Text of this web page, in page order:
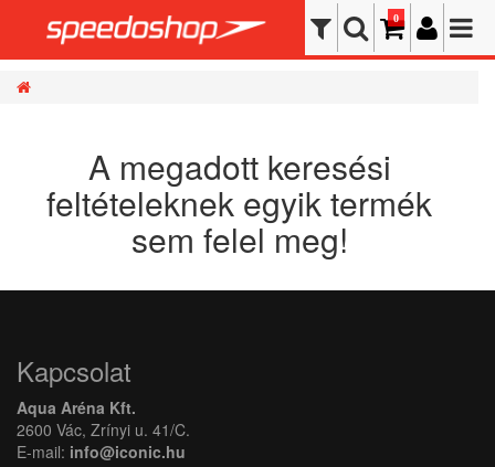
0
A megadott keresési
feltételeknek egyik termék
sem felel meg!
Kapcsolat
Aqua Aréna Kft.
2600 Vác, Zrínyi u. 41/C.
E-mail: info@iconic.hu